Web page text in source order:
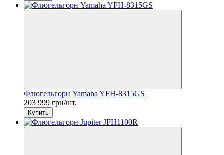
Флюгельгорн Yamaha YFH-8315GS
203 999 грн/шт.
Купить